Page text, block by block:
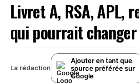
Livret A, RSA, APL,
qui pourrait
La rédaction
Ajouter en tant que
source préférée sur
Google